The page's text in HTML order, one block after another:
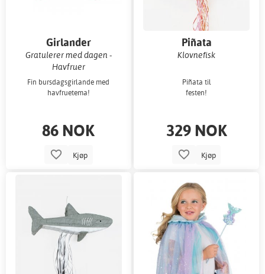
Girlander
Gratulerer med dagen -
Havfruer
Fin bursdagsgirlande med
havfruetema!
86 NOK
Kjøp
Piñata
Klovnefisk
Piñata til
festen!
329 NOK
Kjøp